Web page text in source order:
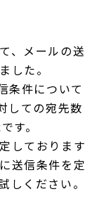
、メールの送
した。
条件について
しての宛先数
す。
しております
送信条件を定
しください。